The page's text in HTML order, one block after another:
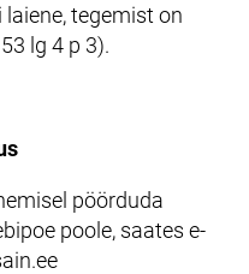
tegemist on
lg 4 p 3).
pöörduda
poole, saates e-